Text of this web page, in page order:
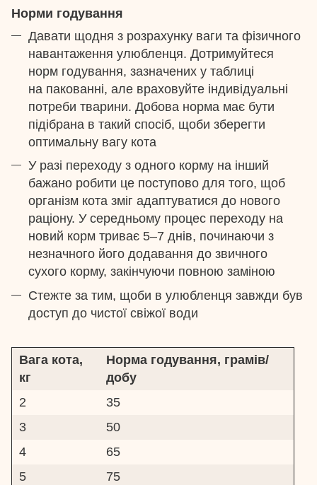
Норми годування
Давати щодня з розрахунку ваги та фізичного
навантаження улюбленця. Дотримуйтеся
норм годування, зазначених у таблиці
на пакованні, але враховуйте індивідуальні
потреби тварини. Добова норма має бути
підібрана в такий спосіб, щоби зберегти
оптимальну вагу кота
У разі переходу з одного корму на інший
бажано робити це поступово для того, щоб
організм кота зміг адаптуватися до нового
раціону. У середньому процес переходу на
новий корм триває 5–7 днів, починаючи з
незначного його додавання до звичного
сухого корму, закінчуючи повною заміною
Стежте за тим, щоби в улюбленця завжди був
доступ до чистої свіжої води
Вага кота,
кг
Норма годування, грамів/
добу
2
35
3
50
4
65
5
75